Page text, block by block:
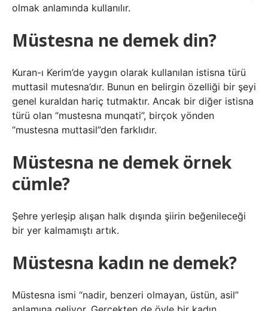
olmak anlamında kullanılır.
Müstesna ne demek din?
Kuran-ı Kerim’de yaygın olarak kullanılan istisna türü
muttasil mutesna’dır. Bunun en belirgin özelliği bir şeyi
genel kuraldan hariç tutmaktır. Ancak bir diğer istisna
türü olan “mustesna munqati”, birçok yönden
“mustesna muttasil”den farklıdır.
Müstesna ne demek örnek
cümle?
Şehre yerleşip alışan halk dışında şiirin beğenileceği
bir yer kalmamıştı artık.
Müstesna kadın ne demek?
Müstesna ismi “nadir, benzeri olmayan, üstün, asil”